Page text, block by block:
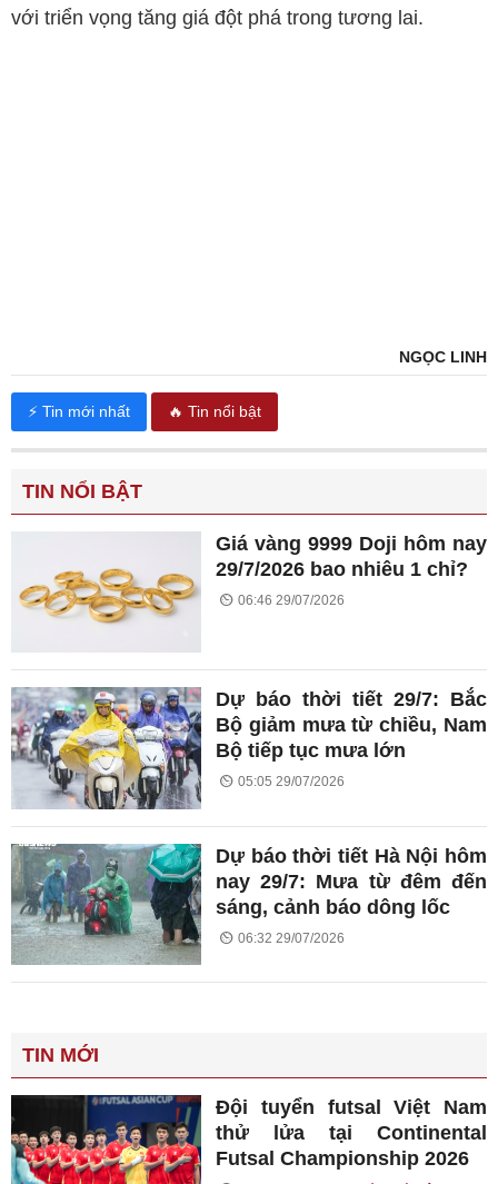
với triển vọng tăng giá đột phá trong tương lai.
NGỌC LINH
⚡ Tin mới nhất 🔥 Tin nổi bật
TIN NỔI BẬT
Giá vàng 9999 Doji hôm nay
29/7/2026 bao nhiêu 1 chỉ?
06:46 29/07/2026
Dự báo thời tiết 29/7: Bắc
Bộ giảm mưa từ chiều, Nam
Bộ tiếp tục mưa lớn
05:05 29/07/2026
Dự báo thời tiết Hà Nội hôm
nay 29/7: Mưa từ đêm đến
sáng, cảnh báo dông lốc
06:32 29/07/2026
TIN MỚI
Đội tuyển futsal Việt Nam
thử lửa tại Continental
Futsal Championship 2026